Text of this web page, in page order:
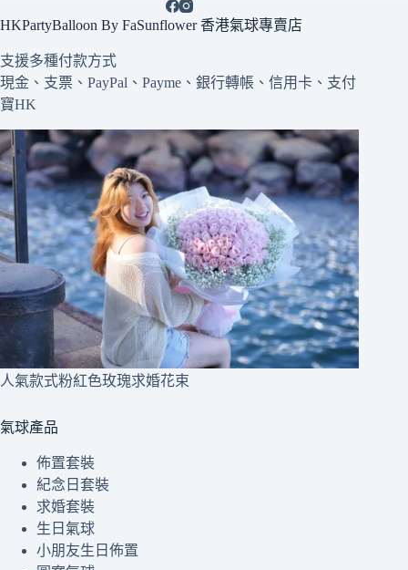
HKPartyBalloon By FaSunflower 香港氣球專賣店
支援多種付款方式
現金、支票、PayPal、Payme、銀行轉帳、信用卡、支付
寶HK
人氣款式粉紅色玫瑰求婚花束
氣球產品
佈置套裝
紀念日套裝
求婚套裝
生日氣球
小朋友生日佈置